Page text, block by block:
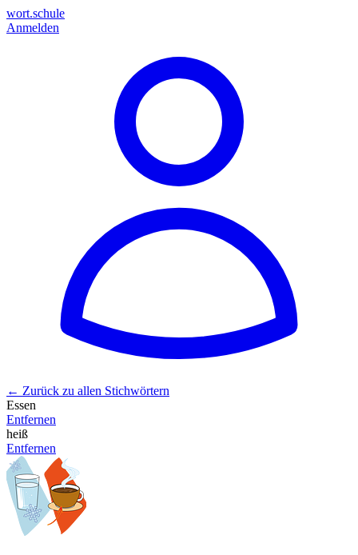
wort.schule
Anmelden
← Zurück zu allen Stichwörtern
Essen
Entfernen
heiß
Entfernen